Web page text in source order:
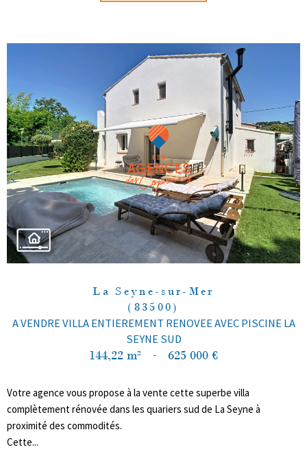
La Seyne-sur-Mer
(83500)
A VENDRE VILLA ENTIEREMENT RENOVEE AVEC PISCINE LA
SEYNE SUD
144,22 m² - 625 000 €
Votre agence vous propose à la vente cette superbe villa
complètement rénovée dans les quariers sud de La Seyne à
proximité des commodités.
Cette...